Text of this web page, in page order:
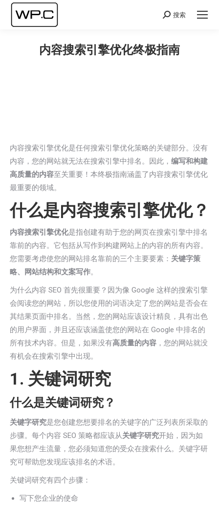
Search:
搜索
内容搜索引擎优化终极指南
内容搜索引擎优化是任何搜索引擎优化策略的关键部分。没有
内容，您的网站就无法在搜索引擎中排名。因此， 编写和构建
高质量的内容至关重要！本终极指南涵盖了内容搜索引擎优化
最重要的领域。
什么是内容搜索引擎优化？
内容搜索引擎优化是指创建有助于您的网页在搜索引擎中排名
靠前的内容。它包括从写作到构建网站上的内容的所有内容。
您需要考虑使您的网站排名靠前的三个主要要素： 关键字策
略、网站结构和文案写作。
为什么内容 SEO 首先很重要？因为像 Google 这样的搜索引擎
会阅读您的网站，所以您使用的词语决定了您的网站是否会在
其结果页面中排名。当然，您的网站应该设计精良，具有出色
的用户界面，并且还应该涵盖使您的网站在 Google 中排名的
所有技术内容。但是，如果没有高质量的内容 ，您的网站就没
有机会在搜索引擎中出现。
1. 关键词研究
什么是关键词研究？
关键字研究是您创建您想要排名的关键字的广泛列表所采取的
步骤。每个内容 SEO 策略都应该从关键字研究开始，因为如
果您想产生流量，您必须知道您的受众在搜索什么。关键字研
究可帮助您发现应该排名的术语。
关键词研究有四个步骤：
写下您企业的使命